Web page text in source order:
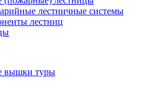
лестничные системы
лестниц
вышки туры